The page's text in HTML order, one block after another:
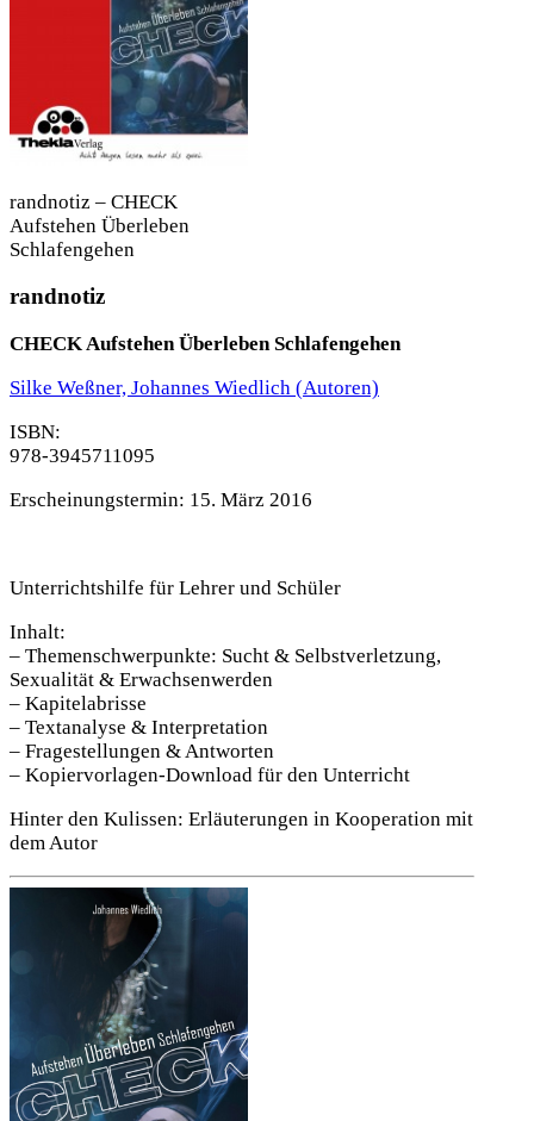
randnotiz – CHECK
Aufstehen Überleben
Schlafengehen
randnotiz
CHECK Aufstehen Überleben Schlafengehen
Silke Weßner, Johannes Wiedlich (Autoren)
ISBN:
978-3945711095
Erscheinungstermin: 15. März 2016
Unterrichtshilfe für Lehrer und Schüler
Inhalt:
– Themenschwerpunkte: Sucht & Selbstverletzung,
Sexualität & Erwachsenwerden
– Kapitelabrisse
– Textanalyse & Interpretation
– Fragestellungen & Antworten
– Kopiervorlagen-Download für den Unterricht
Hinter den Kulissen: Erläuterungen in Kooperation mit
dem Autor